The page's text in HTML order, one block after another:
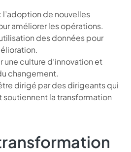
de nouvelles
améliorer les opérations.
des données pour
une culture d’innovation et
changement.
dirigé par des dirigeants qui
la transformation